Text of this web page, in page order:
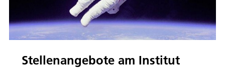
Stellenangebote am Institut